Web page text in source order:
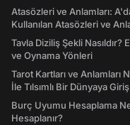
Atasözleri ve Anlamları:
Kullanılan Atasözleri ve
Tavla Diziliş Şekli Nasıldır?
ve Oynama Yönleri
Tarot Kartları ve
İle Tılsımlı Bir Dünyaya Giriş
Burç Uyumu Hesaplama
Hesaplanır?